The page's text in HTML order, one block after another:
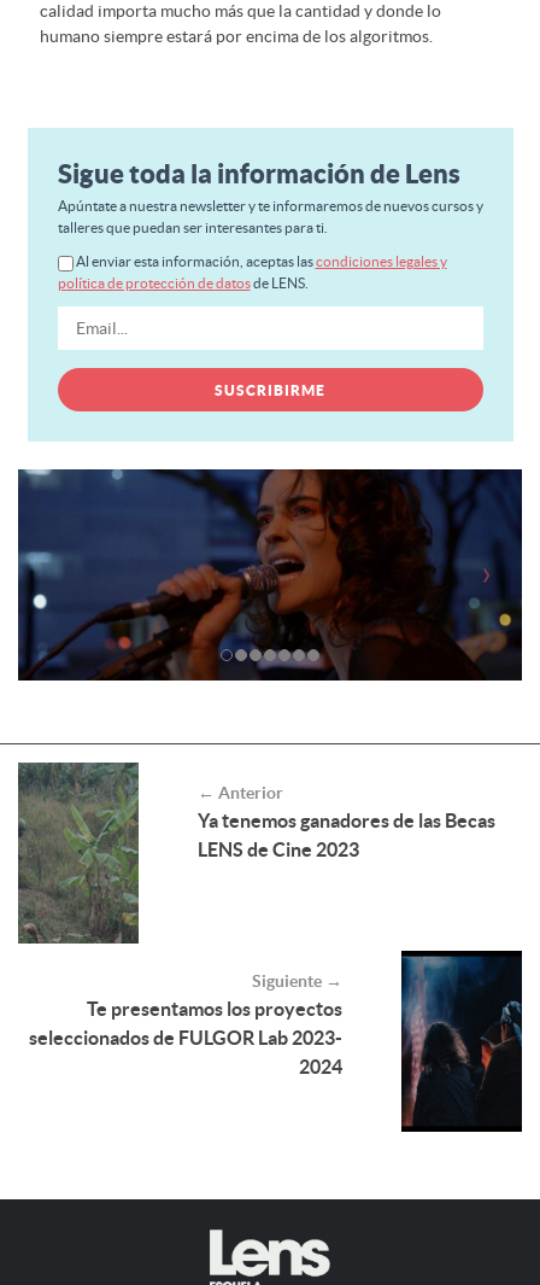
calidad importa mucho más que la cantidad y donde lo
humano siempre estará por encima de los algoritmos.
Sigue toda la información de Lens
Apúntate a nuestra newsletter y te informaremos de nuevos cursos y
talleres que puedan ser interesantes para ti.
Al enviar esta información, aceptas lascondiciones legales y
política de protección de datosde LENS.
← Anterior
Ya tenemos ganadores de las Becas
LENS de Cine 2023
Siguiente →
Te presentamos los proyectos
seleccionados de FULGOR Lab 2023-
2024